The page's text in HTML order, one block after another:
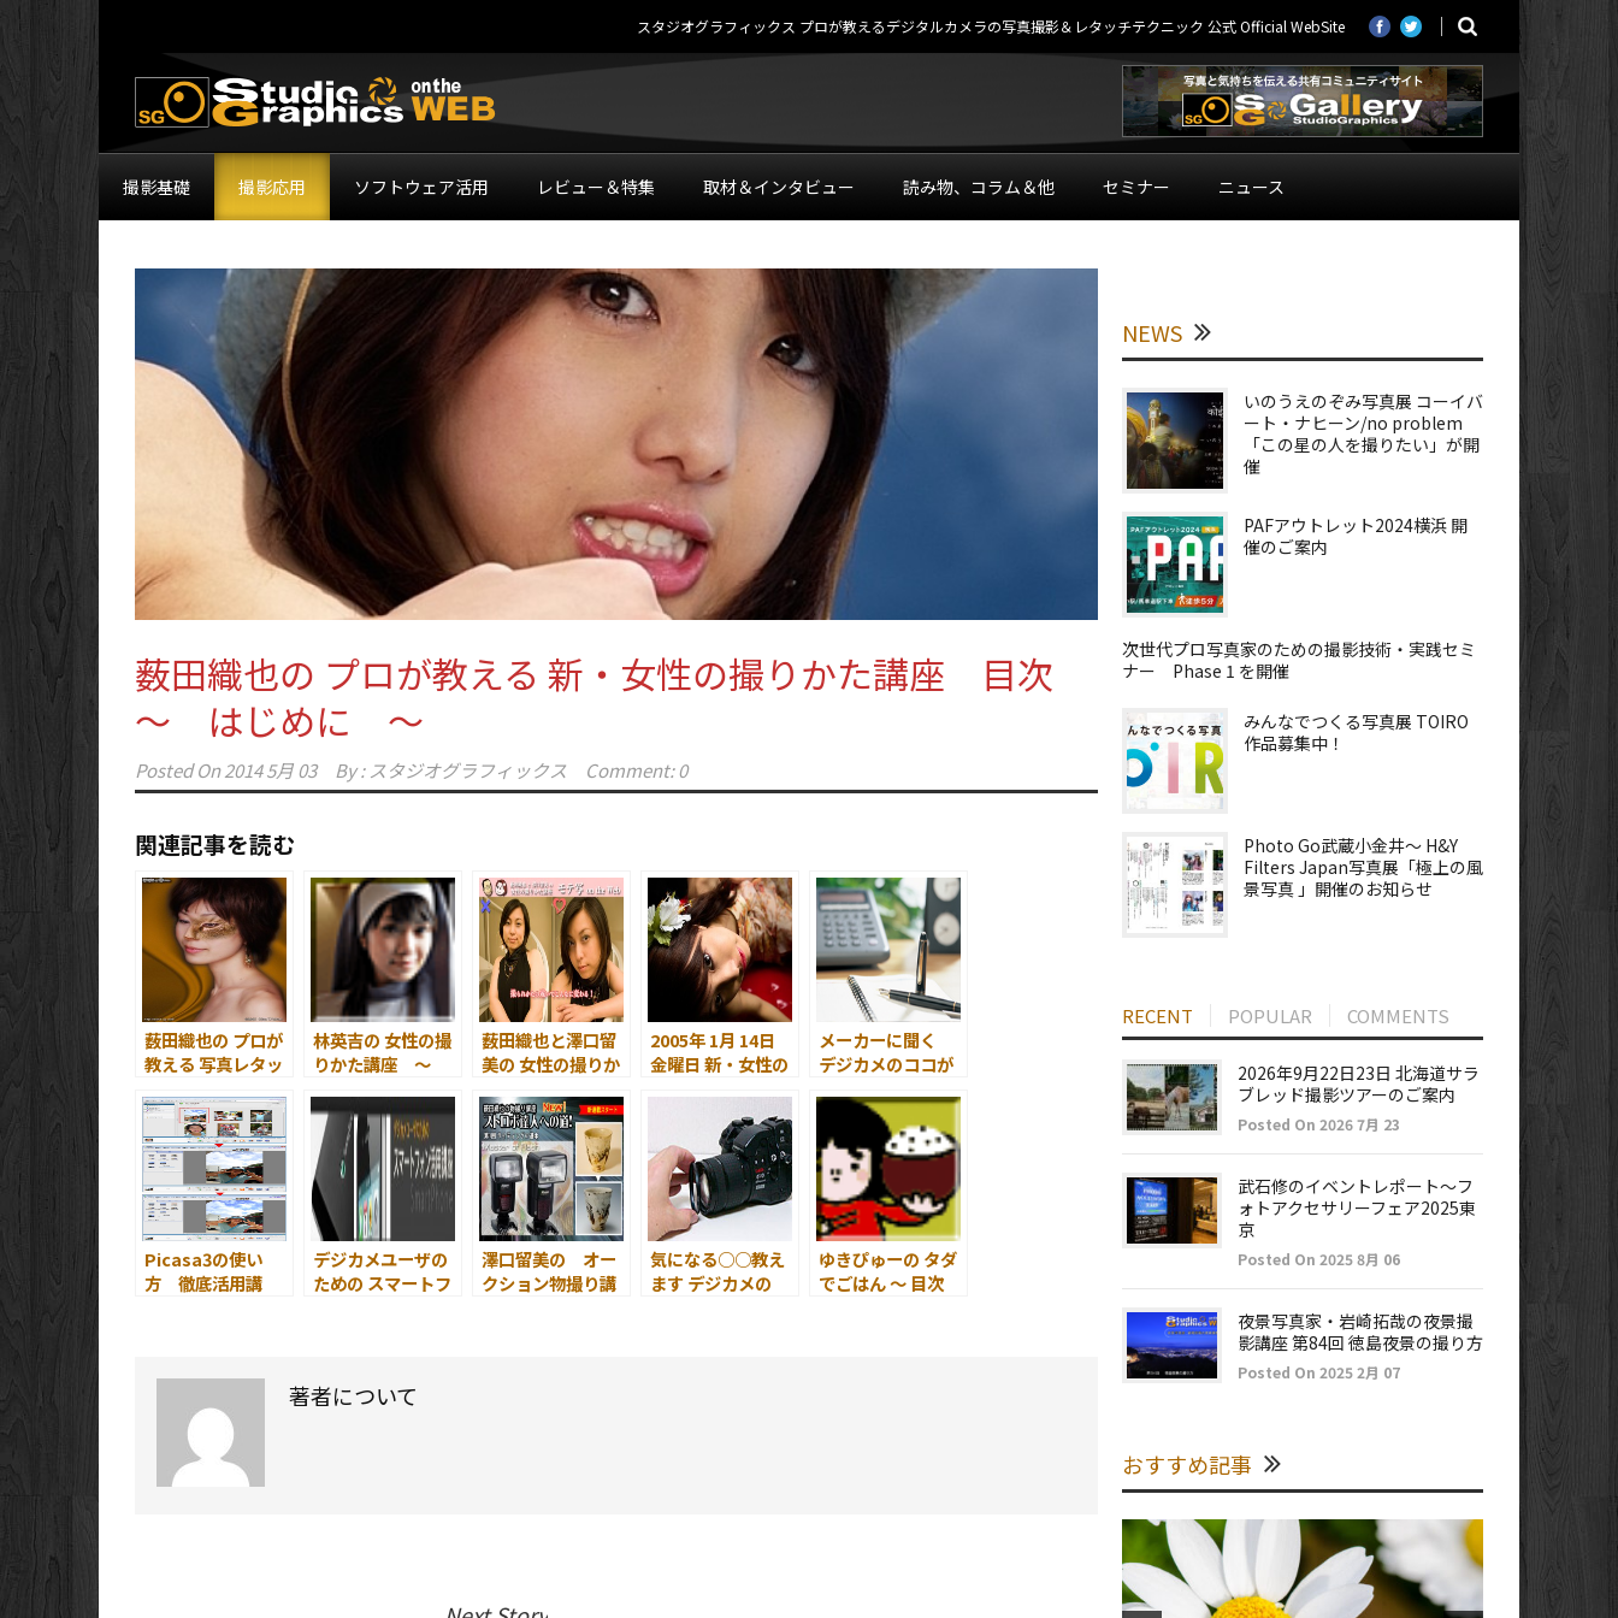
スタジオグラフィックス プロが教えるデジタルカメラの写真撮影＆レタッチテクニック 公式 Official WebSite
撮影基礎 撮影応用 ソフトウェア活用 レビュー＆特集 取材＆インタビュー 読み物、コラム＆他 セミナー ニュース
薮田織也の プロが教える 新・女性の撮りかた講座 目次
～ はじめに ～
Posted On2014 5月 03 By : スタジオグラフィックス Comment: 0
関連記事を読む
薮田織也の プロが
教える 写真レタッ
めに ～
林英吉の 女性の撮
りかた講座 ～
じめに ～
薮田織也と澤口留
美の 女性の撮りか
The Web
INDEX ～ はじ
めに
2005年 1月 14日
金曜日 新・女性の
メーカーに聞く
デジカメのココが
～ はじめに ～
Picasa3の使い
方 徹底活用講
デジカメユーザの
ための スマートフ
澤口留美の オー
クション物撮り講
気になる○○教え
ます デジカメの
ゆきぴゅーの タダ
でごはん ～ 目次
著者について
NEWS
いのうえのぞみ写真展 コーイバ
ート・ナヒーン/no problem
「この星の人を撮りたい」が開
催
PAFアウトレット2024横浜 開
催のご案内
次世代プロ写真家のための撮影技術・実践セミ
ナー Phase 1 を開催
みんなでつくる写真展 TOIRO
作品募集中！
Photo Go武蔵小金井～ H&Y
Filters Japan写真展「極上の風
景写真 」開催のお知らせ
RECENT POPULAR COMMENTS
2026年9月22日23日 北海道サラ
ブレッド撮影ツアーのご案内
Posted On 2026 7月 23
武石修のイベントレポート～フ
ォトアクセサリーフェア2025東
京
Posted On 2025 8月 06
夜景写真家・岩崎拓哉の夜景撮
影講座 第84回 徳島夜景の撮り方
Posted On 2025 2月 07
おすすめ記事